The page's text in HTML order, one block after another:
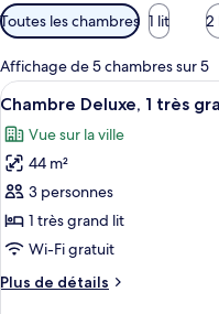
Filtres
disponibles
pour
les
chambres
Toutes les chambres 1 lit 2
Affichage de 5 chambres sur 5
Afficher
toutes
les
photos
pour
ce
type
chambre :
6
Chambre Deluxe, 1 très
Vue sur la ville
44 m²
3 personnes
1 très grand lit
Wi-Fi gratuit
Plus de détails
Plus